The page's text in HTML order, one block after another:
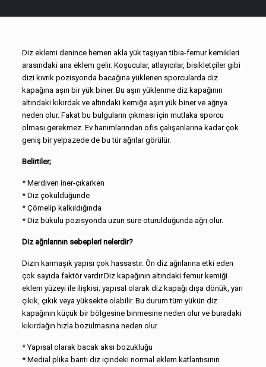
Diz eklemi denince hemen akla yük taşıyan tibia-femur kemikleri
arasındaki ana eklem gelir. Koşucular, atlayıcılar, bisikletçiler gibi
dizi kıvrık pozisyonda bacağına yüklenen sporcularda diz
kapağına aşırı bir yük biner. Bu aşırı yüklenme diz kapağının
altındaki kıkırdak ve altındaki kemiğe aşırı yük biner ve ağrıya
neden olur. Fakat bu bulguların çıkması için mutlaka sporcu
olması gerekmez. Ev hanımlarından ofis çalışanlarına kadar çok
geniş bir yelpazede de bu tür ağrılar görülür.
Belirtiler;
* Merdiven iner-çıkarken
* Diz çöküldüğünde
* Çömelip kalkıldığında
* Diz bükülü pozisyonda uzun süre oturulduğunda ağrı olur.
Diz ağrılarının sebepleri nelerdir?
Dizin karmaşık yapısı çok hassastır. Ön diz ağrılarına etki eden
çok sayıda faktör vardır.Diz kapağının altındaki femur kemiği
eklem yüzeyi ile ilişkisi; yapısal olarak diz kapağı dışa dönük, yarı
çıkık, çıkık veya yüksekte olabilir. Bu durum tüm yükün diz
kapağının küçük bir bölgesine binmesine neden olur ve buradaki
kıkırdağın hızla bozulmasına neden olur.
* Yapısal olarak bacak aksı bozukluğu
* Medial plika bantı diz içindeki normal eklem katlantısının